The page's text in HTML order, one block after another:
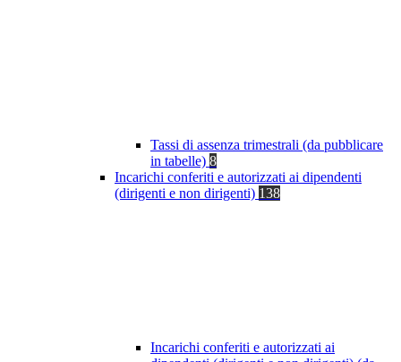
Tassi di assenza trimestrali (da pubblicare
in tabelle) 8
Incarichi conferiti e autorizzati ai dipendenti
(dirigenti e non dirigenti) 138
Incarichi conferiti e autorizzati ai